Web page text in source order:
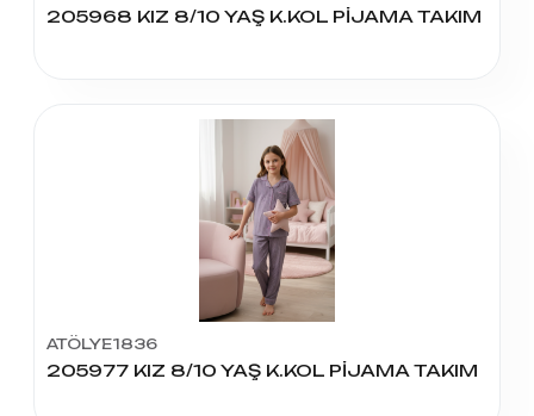
205968 KIZ 8/10 YAŞ K.KOL PİJAMA TAKIM
ATÖLYE1836
205977 KIZ 8/10 YAŞ K.KOL PİJAMA TAKIM